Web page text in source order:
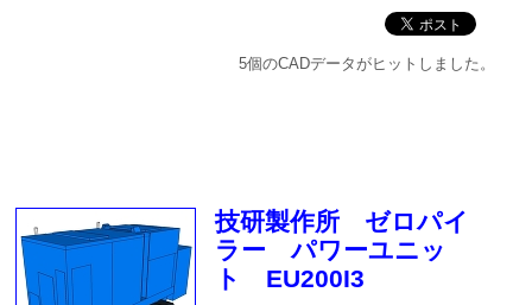
5個のCADデータがヒットしました。
技研製作所 ゼロパイ
ラー パワーユニッ
ト EU200I3